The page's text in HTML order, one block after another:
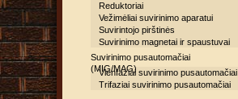
Reduktoriai
Vežimėliai suvirinimo aparatui
Suvirintojo pirštinės
Suvirinimo magnetai ir spaustuvai
Suvirinimo pusautomačiai
(MIG/MAG)
Vienfaziai suvirinimo pusautomačiai
Trifaziai suvirinimo pusautomačiai